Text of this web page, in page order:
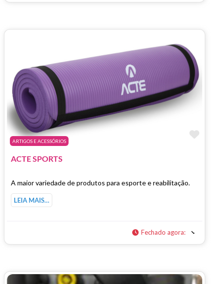
ARTIGOS E ACESSÓRIOS
ACTE SPORTS
A maior variedade de produtos para esporte e reabilitação.
LEIA MAIS…
Fechado agora: